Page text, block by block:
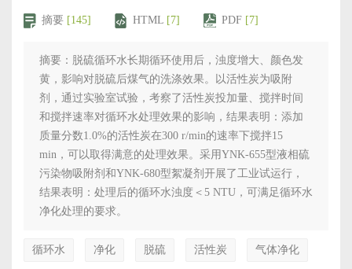
摘要 [145] HTML [7] PDF [7]
摘要：脱硫循环水长期循环使用后，浊度增大、颜色发
黄，影响对脱硫后煤气的洗涤效果。以活性炭为吸附
剂，通过实验室试验，考察了活性炭投加量、搅拌时间
和搅拌速率对循环水处理效果的影响，结果表明：添加
质量分数1.0%的活性炭在300 r/min的速率下搅拌15
min，可以取得满意的处理效果。采用YNK-655型液相硫
污染物吸附剂和YNK-680型絮凝剂开展了工业试运行，
结果表明：处理后的循环水浊度＜5 NTU，可满足循环水
净化处理的要求。
循环水 净化 脱硫 活性炭 气体净化